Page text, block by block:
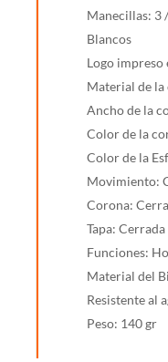
Manecillas: 3
Blancos
Logo
Material de
Ancho de la
Color de la
Color de la
Movimiento:
Corona:
Tapa:
Funciones:
Material del
Resistente al
Peso: 140 gr